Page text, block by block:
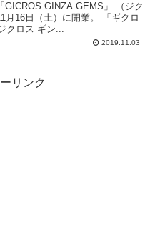
（土）に開業。 「ギクロ
ザ ジェムズ」 でもなく 「ジクロス ギン...
2019.11.03
リンク